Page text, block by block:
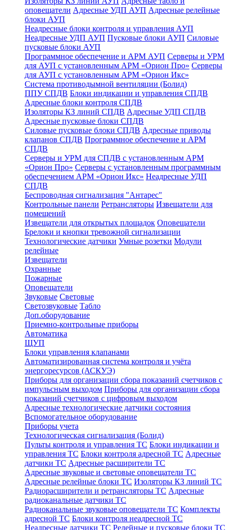
оповещатели Адресные УДП АУП Адресные релейные
блоки АУП
Неадресные блоки контроля и управления АУП
Неадресные УДП АУП Пусковые блоки АУП Силовые
пусковые блоки АУП
Программное обеспечение и АРМ АУП Серверы и УРМ
для АУП с установленным АРМ «Орион Про» Серверы
для АУП с установленным АРМ «Орион Икс»
Система противодымной вентиляции (Болид)
ППУ СПДВ Блоки индикации и управления СПДВ
Адресные блоки контроля СПДВ
Изоляторы КЗ линий СПДВ Адресные УДП СПДВ
Адресные пусковые блоки СПДВ
Силовые пусковые блоки СПДВ Адресные приводы
клапанов СПДВ Программное обеспечение и АРМ
СПДВ
Серверы и УРМ для СПДВ с установленным АРМ
«Орион Про» Серверы с установленным программным
обеспечением АРМ «Орион Икс» Неадресные УДП
СПДВ
Беспроводная сигнализация "Антарес"
Контрольные панели Ретрансляторы Извещатели для
помещений
Извещатели для открытых площадок Оповещатели
Брелоки и кнопки тревожной сигнализации
Технологические датчики Умные розетки Модули
релейные
Извещатели
Охранные
Пожарные
Оповещатели
Звуковые Световые
Светозвуковые Табло
Доп.оборудование
Приемно-контрольные приборы
Автоматика
ЩУП
Блоки управления клапанами
Автоматизированная система контроля и учёта
энергоресурсов (АСКУЭ)
Приборы для организации сбора показаний счетчиков с
импульсным выходом Приборы для организации сбора
показаний счетчиков с цифровым выходом
Адресные технологические датчики состояния
Вспомогательное оборудование
Приборы учета
Технологическая сигнализация (Болид)
Пульты контроля и управления ТС Блоки индикации и
управления ТС Блоки контроля адресной ТС Адресные
датчики ТС Адресные расширители ТС
Адресные звуковые и световые оповещатели ТС
Адресные релейные блоки ТС Изоляторы КЗ линий ТС
Радиорасширители и ретрансляторы ТС Адресные
радиоканальные датчики ТС
Радиоканальные звуковые оповещатели ТС Комплекты
адресной ТС Блоки контроля неадресной ТС
Неадресные датчики ТС Релейные и пусковые блоки ТС